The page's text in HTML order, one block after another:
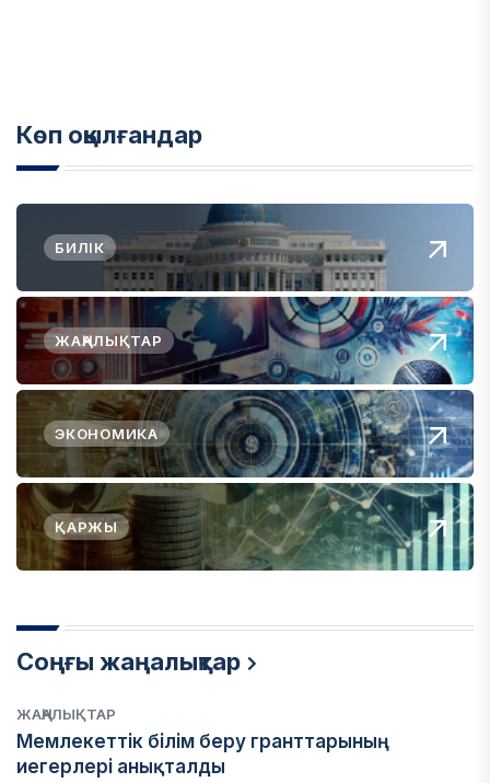
Көп оқылғандар
БИЛІК
ЖАҢАЛЫҚТАР
ЭКОНОМИКА
ҚАРЖЫ
Соңғы жаңалықтар
ЖАҢАЛЫҚТАР
Мемлекеттік білім беру гранттарының
иегерлері анықталды